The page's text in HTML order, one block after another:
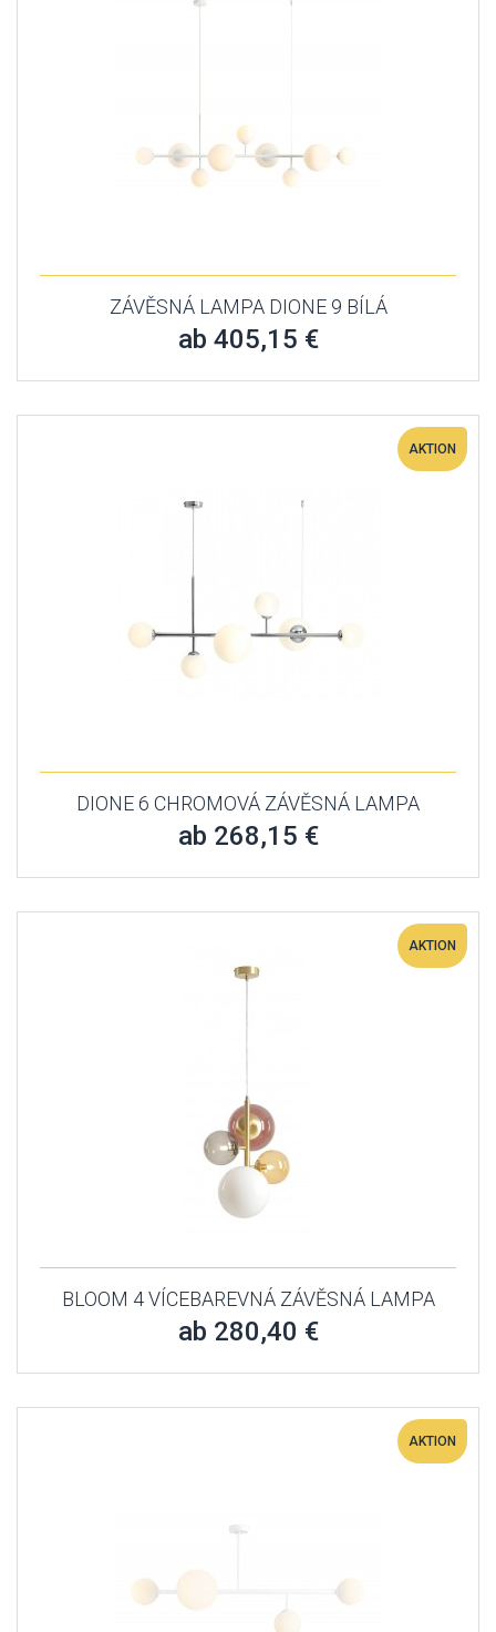
ZÁVĚSNÁ LAMPA DIONE 9 BÍLÁ
ab 405,15 €
AKTION
DIONE 6 CHROMOVÁ ZÁVĚSNÁ LAMPA
ab 268,15 €
AKTION
BLOOM 4 VÍCEBAREVNÁ ZÁVĚSNÁ LAMPA
ab 280,40 €
AKTION